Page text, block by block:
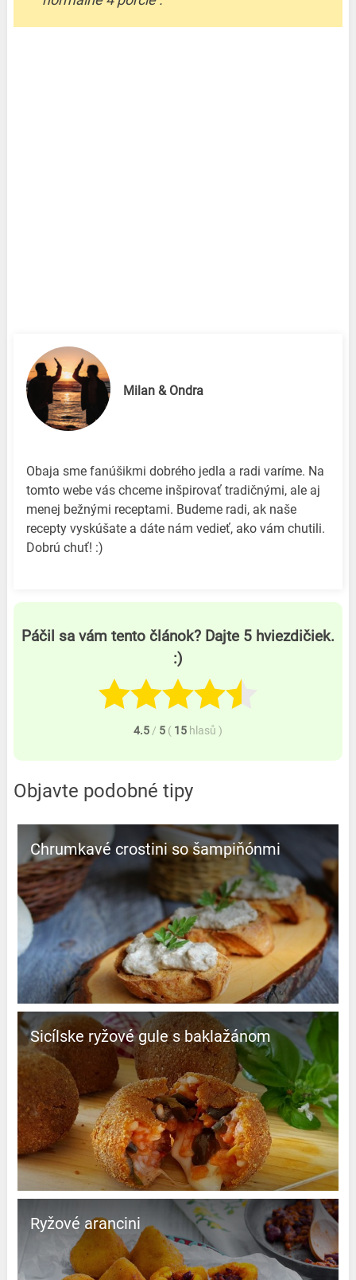
Milan & Ondra
Obaja sme fanúšikmi dobrého jedla a radi varíme. Na
tomto webe vás chceme inšpirovať tradičnými, ale aj
menej bežnými receptami. Budeme radi, ak naše
recepty vyskúšate a dáte nám vedieť, ako vám chutili.
Dobrú chuť! :)
Páčil sa vám tento článok? Dajte 5 hviezdičiek.
:)
4.5 / 5 ( 15 hlasů )
Objavte podobné tipy
Chrumkavé crostini so šampiňónmi
Sicílske ryžové gule s baklažánom
Ryžové arancini